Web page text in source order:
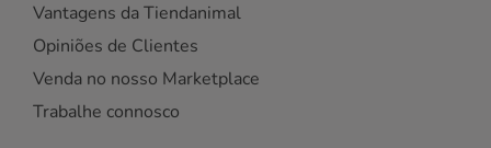
Vantagens da Tiendanimal
Opiniões de Clientes
Venda no nosso Marketplace
Trabalhe connosco